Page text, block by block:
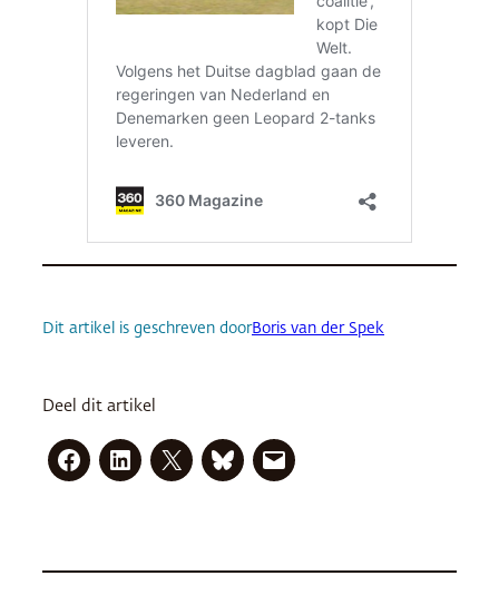
Dit artikel is geschreven doorBoris van der Spek
Deel dit artikel